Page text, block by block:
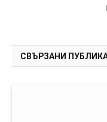
СВЪРЗАНИ